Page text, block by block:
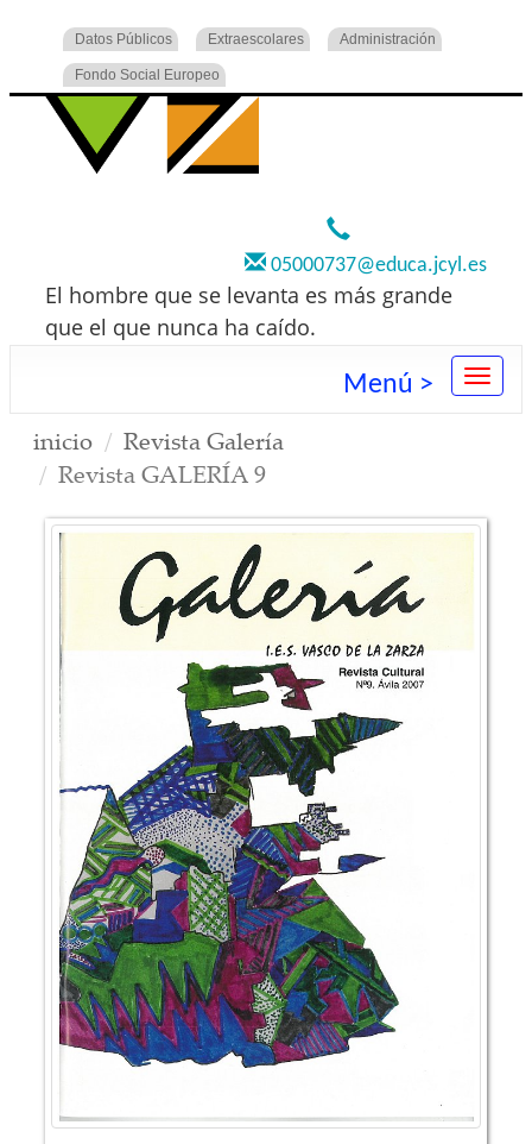
Datos Públicos Extraescolares Administración
Fondo Social Europeo
05000737@educa.jcyl.es
El hombre que se levanta es más grande
que el que nunca ha caído.
Menú >
inicio
Revista Galería
Revista GALERÍA 9